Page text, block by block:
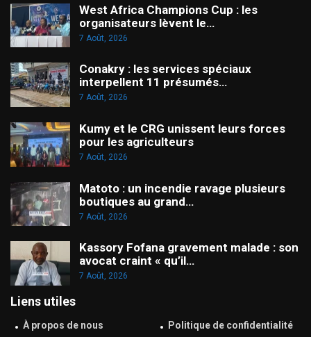
West Africa Champions Cup : les
organisateurs lèvent le…
7 Août, 2026
Conakry : les services spéciaux
interpellent 11 présumés…
7 Août, 2026
Kumy et le CRG unissent leurs forces
pour les agriculteurs
7 Août, 2026
Matoto : un incendie ravage plusieurs
boutiques au grand…
7 Août, 2026
Kassory Fofana gravement malade : son
avocat craint « qu’il…
7 Août, 2026
Liens utiles
À propos de nous Politique de confidentialité